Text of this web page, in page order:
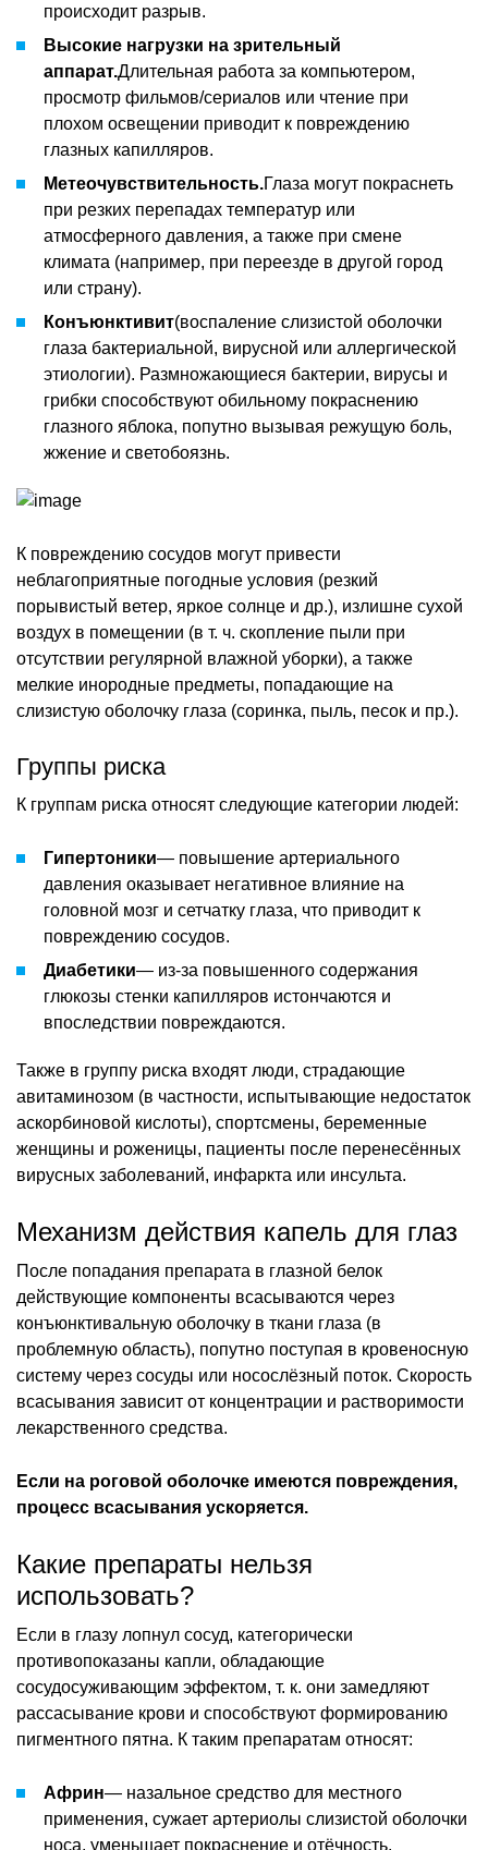
происходит разрыв.
Высокие нагрузки на зрительный
аппарат.Длительная работа за компьютером,
просмотр фильмов/сериалов или чтение при
плохом освещении приводит к повреждению
глазных капилляров.
Метеочувствительность.Глаза могут покраснеть
при резких перепадах температур или
атмосферного давления, а также при смене
климата (например, при переезде в другой город
или страну).
Конъюнктивит(воспаление слизистой оболочки
глаза бактериальной, вирусной или аллергической
этиологии). Размножающиеся бактерии, вирусы и
грибки способствуют обильному покраснению
глазного яблока, попутно вызывая режущую боль,
жжение и светобоязнь.
К повреждению сосудов могут привести
неблагоприятные погодные условия (резкий
порывистый ветер, яркое солнце и др.), излишне сухой
воздух в помещении (в т. ч. скопление пыли при
отсутствии регулярной влажной уборки), а также
мелкие инородные предметы, попадающие на
слизистую оболочку глаза (соринка, пыль, песок и пр.).
Группы риска
К группам риска относят следующие категории людей:
Гипертоники— повышение артериального
давления оказывает негативное влияние на
головной мозг и сетчатку глаза, что приводит к
повреждению сосудов.
Диабетики— из-за повышенного содержания
глюкозы стенки капилляров истончаются и
впоследствии повреждаются.
Также в группу риска входят люди, страдающие
авитаминозом (в частности, испытывающие недостаток
аскорбиновой кислоты), спортсмены, беременные
женщины и роженицы, пациенты после перенесённых
вирусных заболеваний, инфаркта или инсульта.
Механизм действия капель для глаз
После попадания препарата в глазной белок
действующие компоненты всасываются через
конъюнктивальную оболочку в ткани глаза (в
проблемную область), попутно поступая в кровеносную
систему через сосуды или носослёзный поток. Скорость
всасывания зависит от концентрации и растворимости
лекарственного средства.
Если на роговой оболочке имеются повреждения,
процесс всасывания ускоряется.
Какие препараты нельзя
использовать?
Если в глазу лопнул сосуд, категорически
противопоказаны капли, обладающие
сосудосуживающим эффектом, т. к. они замедляют
рассасывание крови и способствуют формированию
пигментного пятна. К таким препаратам относят:
Африн— назальное средство для местного
применения, сужает артериолы слизистой оболочки
носа, уменьшает покраснение и отёчность.